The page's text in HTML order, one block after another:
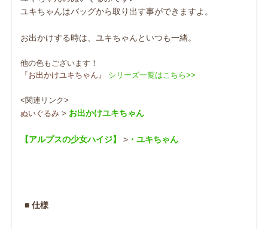
ユキちゃんはバッグから取り出す事ができますよ。
お出かけする時は、ユキちゃんといつも一緒。
他の色もございます！
『お出かけユキちゃん』 シリーズ一覧はこちら>>
<関連リンク>
ぬいぐるみ > お出かけユキちゃん
【アルプスの少女ハイジ】 > ・ユキちゃん
■ 仕様